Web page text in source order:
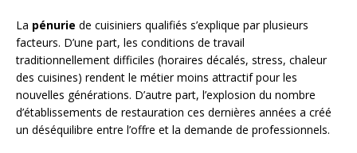
La pénurie de cuisiniers qualifiés s’explique par plusieurs
facteurs. D’une part, les conditions de travail
traditionnellement difficiles (horaires décalés, stress, chaleur
des cuisines) rendent le métier moins attractif pour les
nouvelles générations. D’autre part, l’explosion du nombre
d’établissements de restauration ces dernières années a créé
un déséquilibre entre l’offre et la demande de professionnels.